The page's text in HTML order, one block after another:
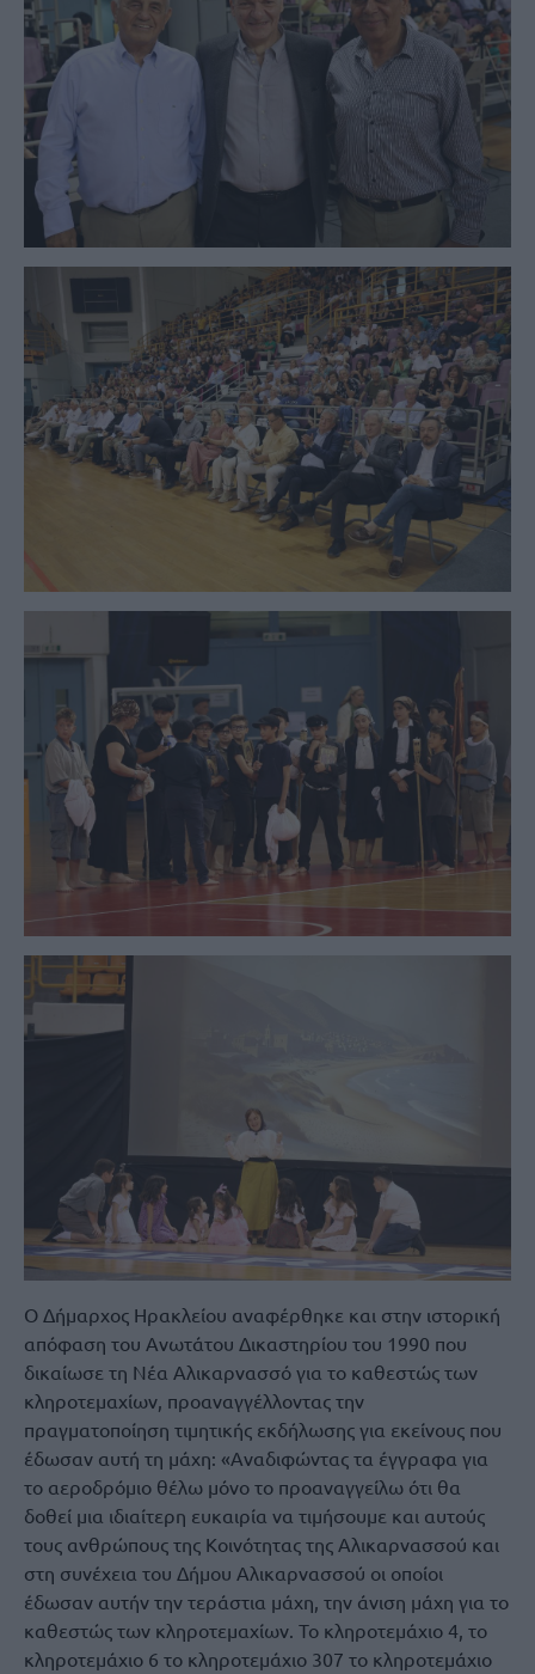
Ο Δήμαρχος Ηρακλείου αναφέρθηκε και στην ιστορική
απόφαση του Ανωτάτου Δικαστηρίου του 1990 που
δικαίωσε τη Νέα Αλικαρνασσό για το καθεστώς των
κληροτεμαχίων, προαναγγέλλοντας την
πραγματοποίηση τιμητικής εκδήλωσης για εκείνους που
έδωσαν αυτή τη μάχη: «Αναδιφώντας τα έγγραφα για
το αεροδρόμιο θέλω μόνο το προαναγγείλω ότι θα
δοθεί μια ιδιαίτερη ευκαιρία να τιμήσουμε και αυτούς
τους ανθρώπους της Κοινότητας της Αλικαρνασσού και
στη συνέχεια του Δήμου Αλικαρνασσού οι οποίοι
έδωσαν αυτήν την τεράστια μάχη, την άνιση μάχη για το
καθεστώς των κληροτεμαχίων. Το κληροτεμάχιο 4, το
κληροτεμάχιο 6 το κληροτεμάχιο 307 το κληροτεμάχιο